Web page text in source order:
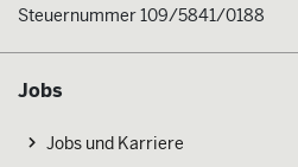
Steuernummer 109/5841/0188
Jobs
Jobs und Karriere